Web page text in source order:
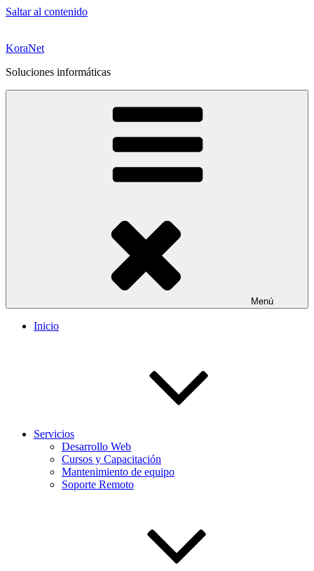
Saltar al contenido
KoraNet
Soluciones informáticas
Menú
Inicio
Servicios
Desarrollo Web
Cursos y Capacitación
Mantenimiento de equipo
Soporte Remoto